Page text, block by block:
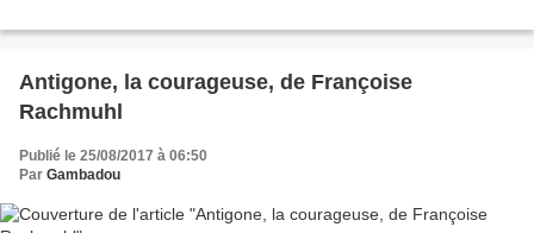
Antigone, la courageuse, de Françoise
Rachmuhl
Publié le 25/08/2017 à 06:50
Par Gambadou